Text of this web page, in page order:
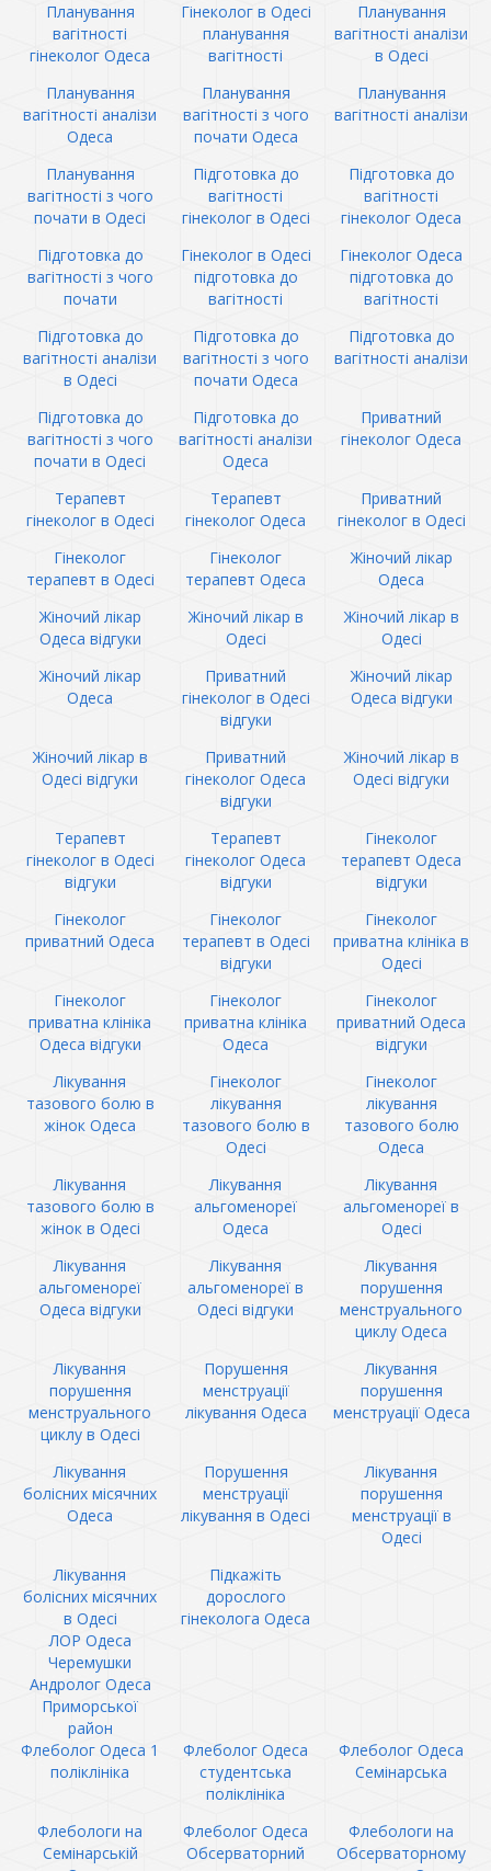
Планування
вагітності
гінеколог Одеса
Гінеколог в Одесі
планування
вагітності
Планування
вагітності аналізи
в Одесі
Планування
вагітності аналізи
Одеса
Планування
вагітності з чого
почати Одеса
Планування
вагітності аналізи
Планування
вагітності з чого
почати в Одесі
Підготовка до
вагітності
гінеколог в Одесі
Підготовка до
вагітності
гінеколог Одеса
Підготовка до
вагітності з чого
почати
Гінеколог в Одесі
підготовка до
вагітності
Гінеколог Одеса
підготовка до
вагітності
Підготовка до
вагітності аналізи
в Одесі
Підготовка до
вагітності з чого
почати Одеса
Підготовка до
вагітності аналізи
Підготовка до
вагітності з чого
почати в Одесі
Підготовка до
вагітності аналізи
Одеса
Приватний
гінеколог Одеса
Терапевт
гінеколог в Одесі
Терапевт
гінеколог Одеса
Приватний
гінеколог в Одесі
Гінеколог
терапевт в Одесі
Гінеколог
терапевт Одеса
Жіночий лікар
Одеса
Жіночий лікар
Одеса відгуки
Жіночий лікар в
Одесі
Жіночий лікар в
Одесі
Жіночий лікар
Одеса
Приватний
гінеколог в Одесі
відгуки
Жіночий лікар
Одеса відгуки
Жіночий лікар в
Одесі відгуки
Приватний
гінеколог Одеса
відгуки
Жіночий лікар в
Одесі відгуки
Терапевт
гінеколог в Одесі
відгуки
Терапевт
гінеколог Одеса
відгуки
Гінеколог
терапевт Одеса
відгуки
Гінеколог
приватний Одеса
Гінеколог
терапевт в Одесі
відгуки
Гінеколог
приватна клініка в
Одесі
Гінеколог
приватна клініка
Одеса відгуки
Гінеколог
приватна клініка
Одеса
Гінеколог
приватний Одеса
відгуки
Лікування
тазового болю в
жінок Одеса
Гінеколог
лікування
тазового болю в
Одесі
Гінеколог
лікування
тазового болю
Одеса
Лікування
тазового болю в
жінок в Одесі
Лікування
альгоменореї
Одеса
Лікування
альгоменореї в
Одесі
Лікування
альгоменореї
Одеса відгуки
Лікування
альгоменореї в
Одесі відгуки
Лікування
порушення
менструального
циклу Одеса
Лікування
порушення
менструального
циклу в Одесі
Порушення
менструації
лікування Одеса
Лікування
порушення
менструації Одеса
Лікування
болісних місячних
Одеса
Порушення
менструації
лікування в Одесі
Лікування
порушення
менструації в
Одесі
Лікування
болісних місячних
в Одесі
Підкажіть
дорослого
гінеколога Одеса
ЛОР Одеса
Черемушки
Андролог Одеса
Приморської
район
Флеболог Одеса 1
поліклініка
Флеболог Одеса
студентська
поліклініка
Флеболог Одеса
Семінарська
Флебологи на
Семінарській
Флеболог Одеса
Обсерваторний
Флебологи на
Обсерваторному